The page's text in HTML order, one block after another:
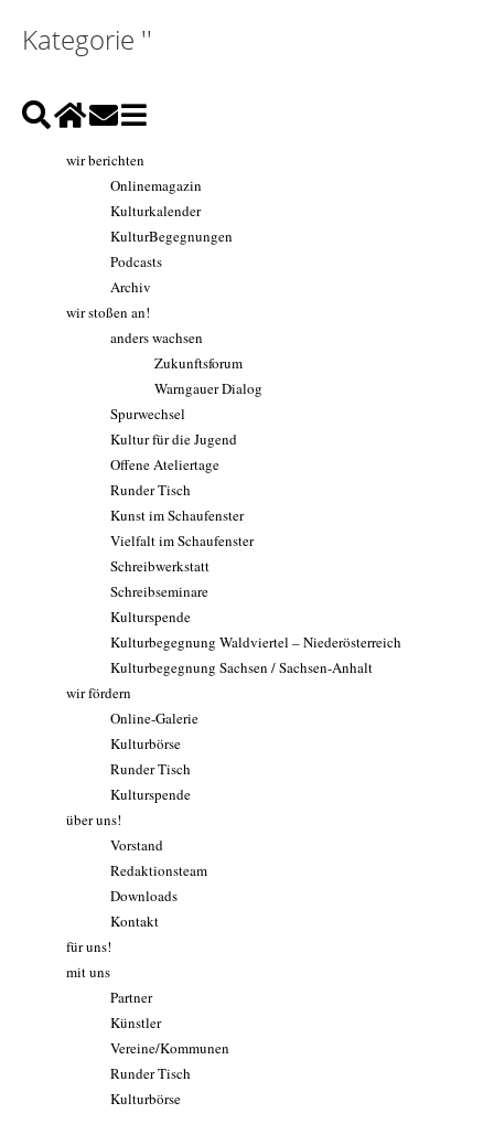
Kategorie ''
wir berichten
Onlinemagazin
Kulturkalender
KulturBegegnungen
Podcasts
Archiv
wir stoßen an!
anders wachsen
Zukunftsforum
Warngauer Dialog
Spurwechsel
Kultur für die Jugend
Offene Ateliertage
Runder Tisch
Kunst im Schaufenster
Vielfalt im Schaufenster
Schreibwerkstatt
Schreibseminare
Kulturspende
Kulturbegegnung Waldviertel – Niederösterreich
Kulturbegegnung Sachsen / Sachsen-Anhalt
wir fördern
Online-Galerie
Kulturbörse
Runder Tisch
Kulturspende
über uns!
Vorstand
Redaktionsteam
Downloads
Kontakt
für uns!
mit uns
Partner
Künstler
Vereine/Kommunen
Runder Tisch
Kulturbörse